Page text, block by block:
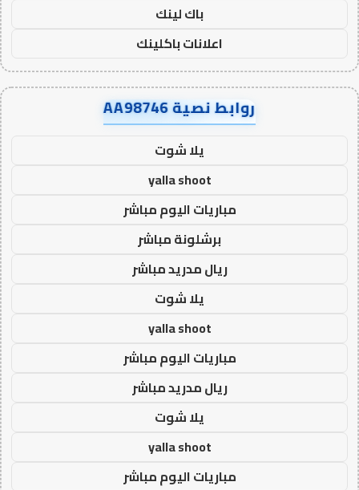
باك لينك
اعلانات باكلينك
روابط نصية AA98746
يلا شوت
yalla shoot
مباريات اليوم مباشر
برشلونة مباشر
ريال مدريد مباشر
يلا شوت
yalla shoot
مباريات اليوم مباشر
ريال مدريد مباشر
يلا شوت
yalla shoot
مباريات اليوم مباشر